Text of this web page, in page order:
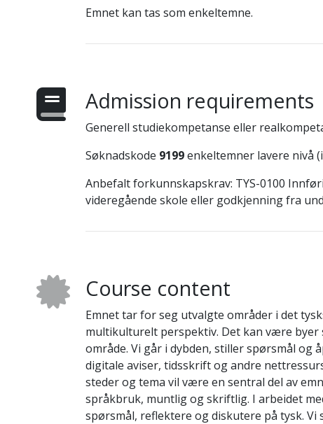
Emnet kan tas som enkeltemne.
Admission requirements
Generell studiekompetanse eller
Søknadskode 9199enkeltemner lavere nivå
Anbefalt forkunnskapskrav: TYS-0100
videregående skole eller godkjenning fra
Course content
Emnet tar for seg utvalgte områder i det
multikulturelt perspektiv. Det kan være byer
område. Vi går i dybden, stiller spørsmål
digitale aviser, tidsskrift og andre
steder og tema vil være en sentral del av
språkbruk, muntlig og skriftlig. I arbeidet
spørsmål, reflektere og diskutere på tysk.